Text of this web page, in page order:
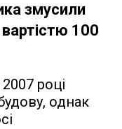
змусили
100
році
однак